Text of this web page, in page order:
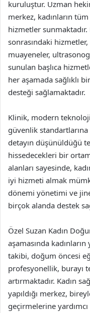
kuruluştur. Uzman
merkez, kadınların
hizmetler
sonrasındaki hizmetler,
muayeneler,
sunulan başlıca
her aşamada sağlıklı
desteği sağlamaktadır.
Klinik, modern
güvenlik
detayın düşünüldüğü
hissedecekleri bir
alanları sayesinde,
iyi hizmeti almak
dönemi yönetimi ve
birçok alanda destek
Özel Suzan Kadın
aşamasında
takibi, doğum öncesi
profesyonellik, burayı
artırmaktadır. Kadın
yapıldığı merkez,
geçirmelerine